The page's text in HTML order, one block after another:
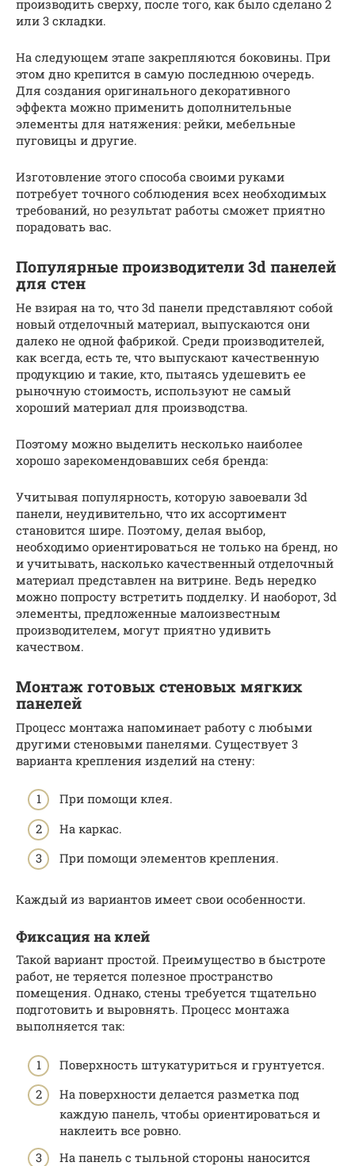
производить сверху, после того, как было сделано 2
или 3 складки.
На следующем этапе закрепляются боковины. При
этом дно крепится в самую последнюю очередь.
Для создания оригинального декоративного
эффекта можно применить дополнительные
элементы для натяжения: рейки, мебельные
пуговицы и другие.
Изготовление этого способа своими руками
потребует точного соблюдения всех необходимых
требований, но результат работы сможет приятно
порадовать вас.
Популярные производители 3d панелей
для стен
Не взирая на то, что 3d панели представляют собой
новый отделочный материал, выпускаются они
далеко не одной фабрикой. Среди производителей,
как всегда, есть те, что выпускают качественную
продукцию и такие, кто, пытаясь удешевить ее
рыночную стоимость, используют не самый
хороший материал для производства.
Поэтому можно выделить несколько наиболее
хорошо зарекомендовавших себя бренда:
Учитывая популярность, которую завоевали 3d
панели, неудивительно, что их ассортимент
становится шире. Поэтому, делая выбор,
необходимо ориентироваться не только на бренд, но
и учитывать, насколько качественный отделочный
материал представлен на витрине. Ведь нередко
можно попросту встретить подделку. И наоборот, 3d
элементы, предложенные малоизвестным
производителем, могут приятно удивить
качеством.
Монтаж готовых стеновых мягких
панелей
Процесс монтажа напоминает работу с любыми
другими стеновыми панелями. Существует 3
варианта крепления изделий на стену:
При помощи клея.
На каркас.
При помощи элементов крепления.
Каждый из вариантов имеет свои особенности.
Фиксация на клей
Такой вариант простой. Преимущество в быстроте
работ, не теряется полезное пространство
помещения. Однако, стены требуется тщательно
подготовить и выровнять. Процесс монтажа
выполняется так:
Поверхность штукатуриться и грунтуется.
На поверхности делается разметка под
каждую панель, чтобы ориентироваться и
наклеить все ровно.
На панель с тыльной стороны наносится